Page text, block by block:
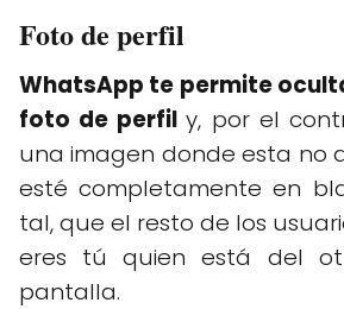
Foto de perfil
WhatsApp te permite
foto de perfily, por el
una imagen donde esta no
esté completamente en
tal, que el resto de los
eres tú quien está del
pantalla.